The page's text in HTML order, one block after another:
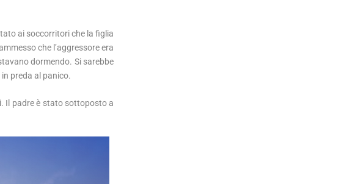
ai soccorritori che la figlia
che l’aggressore era
dormendo. Si sarebbe
preda al panico.
Il padre è stato sottoposto a